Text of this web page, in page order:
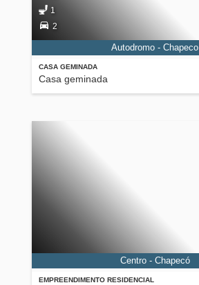
CASA GEMINADA
Casa geminada
1
2
Autodromo - Chapeco
EMPREENDIMENTO RESIDENCIAL
Centro - Chapecó